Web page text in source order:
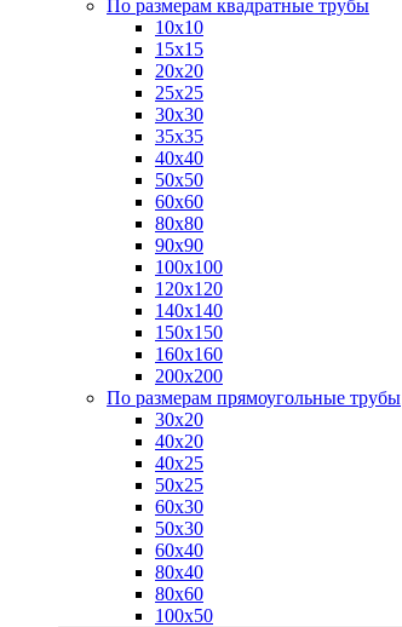
По размерам квадратные трубы
10х10
15х15
20х20
25х25
30х30
35х35
40х40
50х50
60х60
80х80
90х90
100х100
120х120
140х140
150х150
160х160
200х200
По размерам прямоугольные трубы
30х20
40х20
40х25
50х25
60х30
50х30
60х40
80х40
80х60
100х50